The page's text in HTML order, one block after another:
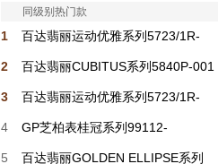
同级别热门款
1 百达翡丽运动优雅系列5723/1R-
010
2 百达翡丽CUBITUS系列5840P-001
3 百达翡丽运动优雅系列5723/1R-
001
4 GP芝柏表桂冠系列99112-
58S3451-1CM
5 百达翡丽GOLDEN ELLIPSE系列